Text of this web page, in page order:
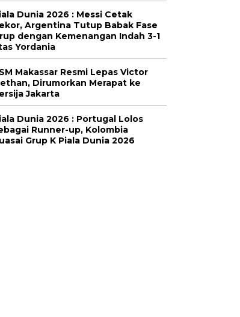
Dunia 2026 : Messi Cetak
Argentina Tutup Babak Fase
dengan Kemenangan Indah 3-1
Yordania
Makassar Resmi Lepas Victor
Dirumorkan Merapat ke
Jakarta
Dunia 2026 : Portugal Lolos
Runner-up, Kolombia
Grup K Piala Dunia 2026